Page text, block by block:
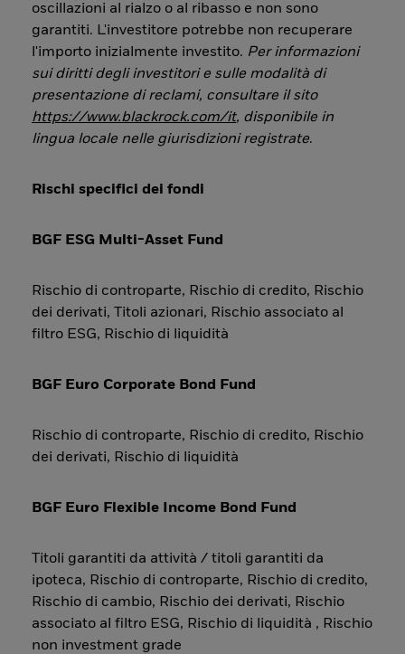
oscillazioni al rialzo o al ribasso e non sono
garantiti. L'investitore potrebbe non recuperare
l'importo inizialmente investito. Per informazioni
sui diritti degli investitori e sulle modalità di
presentazione di reclami, consultare il sito
https://www.blackrock.com/it, disponibile in
lingua locale nelle giurisdizioni registrate.
Rischi specifici dei fondi
BGF ESG Multi-Asset Fund
Rischio di controparte, Rischio di credito, Rischio
dei derivati, Titoli azionari, Rischio associato al
filtro ESG, Rischio di liquidità
BGF Euro Corporate Bond Fund
Rischio di controparte, Rischio di credito, Rischio
dei derivati, Rischio di liquidità
BGF Euro Flexible Income Bond Fund
Titoli garantiti da attività / titoli garantiti da
ipoteca, Rischio di controparte, Rischio di credito,
Rischio di cambio, Rischio dei derivati, Rischio
associato al filtro ESG, Rischio di liquidità , Rischio
non investment grade